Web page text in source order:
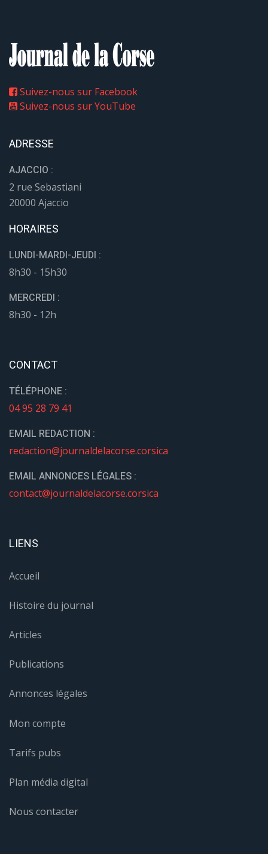
Suivez-nous sur Facebook
Suivez-nous sur YouTube
ADRESSE
AJACCIO :
2 rue Sebastiani
20000 Ajaccio
HORAIRES
LUNDI-MARDI-JEUDI :
8h30 - 15h30
MERCREDI :
8h30 - 12h
CONTACT
TÉLÉPHONE :
04 95 28 79 41
EMAIL REDACTION :
redaction@journaldelacorse.corsica
EMAIL ANNONCES LÉGALES :
contact@journaldelacorse.corsica
LIENS
Accueil
Histoire du journal
Articles
Publications
Annonces légales
Mon compte
Tarifs pubs
Plan média digital
Nous contacter